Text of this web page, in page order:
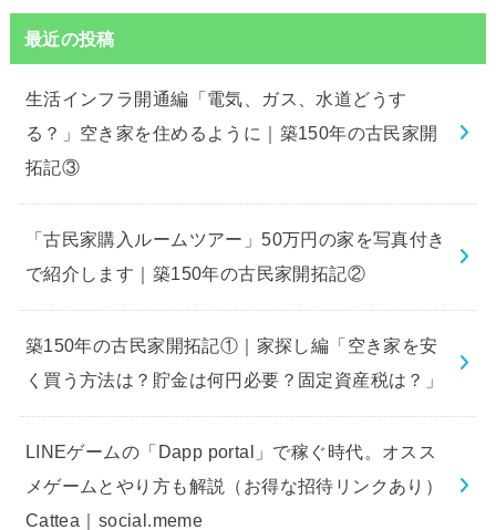
最近の投稿
生活インフラ開通編「電気、ガス、水道どうす
る？」空き家を住めるように｜築150年の古民家開
拓記③
「古民家購入ルームツアー」50万円の家を写真付き
で紹介します｜築150年の古民家開拓記②
築150年の古民家開拓記①｜家探し編「空き家を安
く買う方法は？貯金は何円必要？固定資産税は？」
LINEゲームの「Dapp portal」で稼ぐ時代。オスス
メゲームとやり方も解説（お得な招待リンクあり）
Cattea｜social.meme